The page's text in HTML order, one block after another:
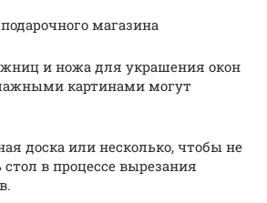
магазина
и ножа для украшения окон
картинами могут
доска или несколько, чтобы не
в процессе вырезания